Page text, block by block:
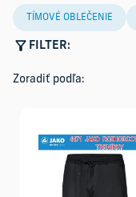
TÍMOVÉ OBLEČENIE
FILTER:
Zoradiť podľa: